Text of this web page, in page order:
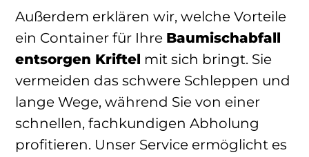
Außerdem erklären wir, welche Vorteile
ein Container für Ihre Baumischabfall
entsorgen Kriftel mit sich bringt. Sie
vermeiden das schwere Schleppen und
lange Wege, während Sie von einer
schnellen, fachkundigen Abholung
profitieren. Unser Service ermöglicht es